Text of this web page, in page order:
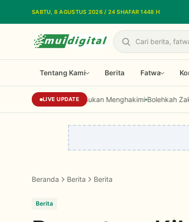
SABTU, 8 AGUSTUS 2026 / 24 SHAFAR 1448 H
Cari
Tentang Kami Berita Fatwa
LIVE UPDATE
Mengajak, Bukan Menghakimi Bolehkah Zakat
Beranda Berita Berita
Berita